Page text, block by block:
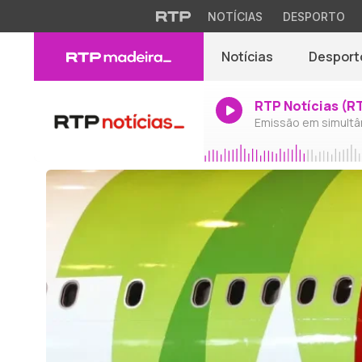
NOTÍCIAS DESPORTO
Notícias
RTP Notícias
Emissão em